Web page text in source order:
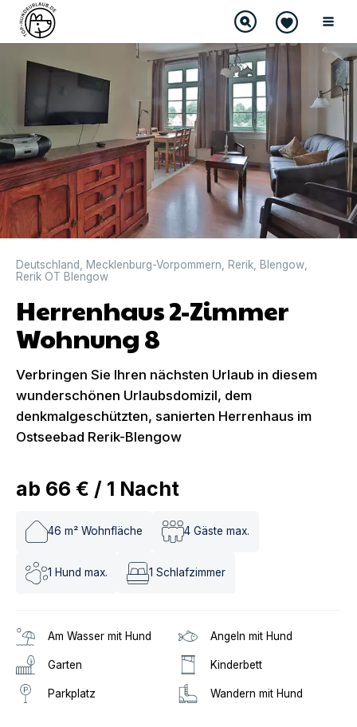
Deutschland Mecklenburg-Vorpommern Rerik Blengow
Rerik OT Blengow
Herrenhaus 2-Zimmer
Wohnung 8
Verbringen Sie Ihren nächsten Urlaub in diesem
wunderschönen Urlaubsdomizil, dem
denkmalgeschützten, sanierten Herrenhaus im
Ostseebad Rerik-Blengow
ab 66 € / 1 Nacht
46 m² Wohnfläche 4 Gäste max.
1 Hund max. 1 Schlafzimmer
Am Wasser mit Hund Angeln mit Hund
Garten Kinderbett
Parkplatz Wandern mit Hund